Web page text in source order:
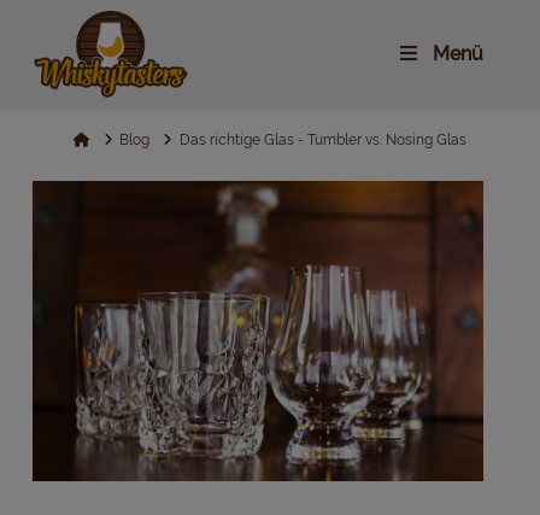
Menü
HomeBlog Das richtige Glas - Tumbler vs. Nosing Glas